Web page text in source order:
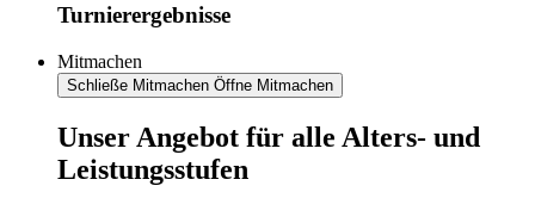
Turnierergebnisse
Mitmachen
Schließe Mitmachen Öffne Mitmachen
​​​Unser Angebot für alle Alters- und
Leistungsstufen